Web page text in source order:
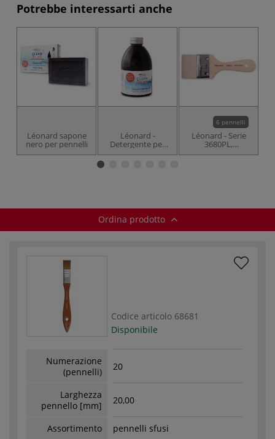
Potrebbe interessarti anche
Léonard sapone
nero per pennelli
Léonard -
Detergente per
pennelli liquido
6 pennelli
Léonard - Serie
3680PL,
pennellessa
Ordina prodotto
Codice articolo 68681
Disponibile
Numerazione
(pennelli)
20
Larghezza
pennello [mm]
20,00
Assortimento pennelli sfusi